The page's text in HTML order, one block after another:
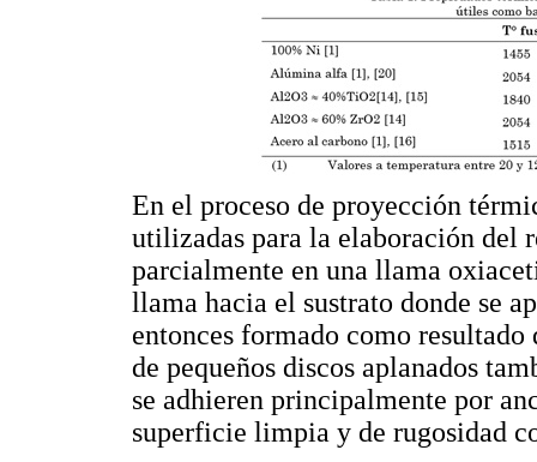
En el proceso de proyección
utilizadas para la elaboración del
parcialmente en una llama
llama hacia el sustrato donde se
entonces formado como
de pequeños discos aplanados
se adhieren principalmente por
superficie limpia y de rugosidad